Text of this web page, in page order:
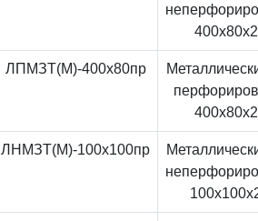
ЛПМЗТ(М)-400x80пр
ЛНМЗТ(М)-100x100пр